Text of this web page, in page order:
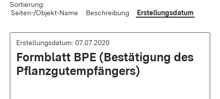
Sortierung:
Seiten-/Objekt-Name
Beschreibung Erstellungsdatum
Erstellungsdatum: 07.07.2020
Formblatt BPE (Bestätigung des
Pflanzgutempfängers)